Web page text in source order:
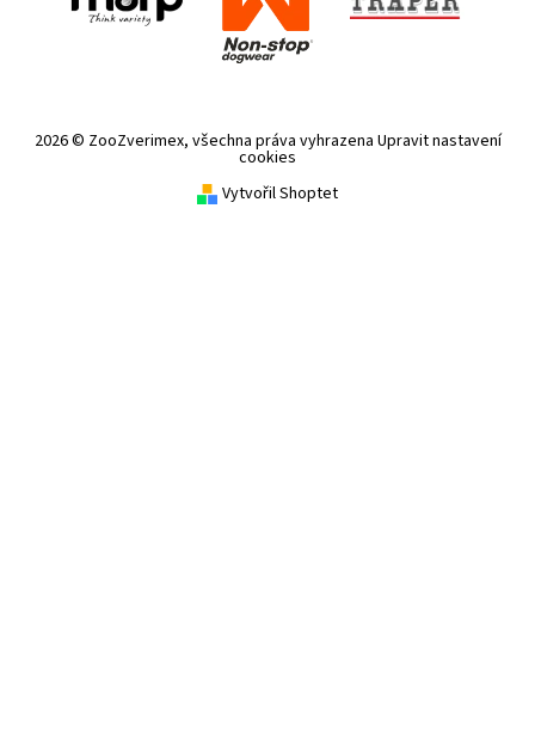
2026 © ZooZverimex, všechna práva vyhrazena Upravit nastavení
cookies
Vytvořil Shoptet